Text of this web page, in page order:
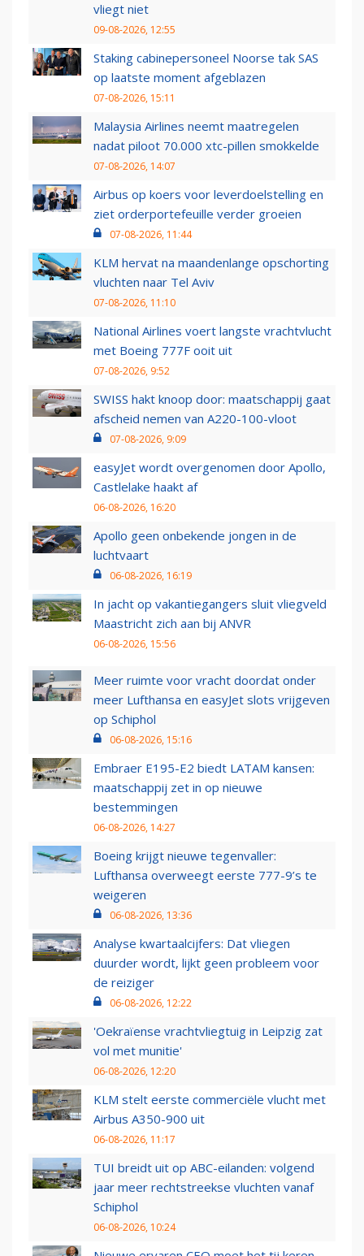
vliegt niet
09-08-2026, 12:55
Staking cabinepersoneel Noorse tak SAS
op laatste moment afgeblazen
07-08-2026, 15:11
Malaysia Airlines neemt maatregelen
nadat piloot 70.000 xtc-pillen smokkelde
07-08-2026, 14:07
Airbus op koers voor leverdoelstelling en
ziet orderportefeuille verder groeien
07-08-2026, 11:44
KLM hervat na maandenlange opschorting
vluchten naar Tel Aviv
07-08-2026, 11:10
National Airlines voert langste vrachtvlucht
met Boeing 777F ooit uit
07-08-2026, 9:52
SWISS hakt knoop door: maatschappij gaat
afscheid nemen van A220-100-vloot
07-08-2026, 9:09
easyJet wordt overgenomen door Apollo,
Castlelake haakt af
06-08-2026, 16:20
Apollo geen onbekende jongen in de
luchtvaart
06-08-2026, 16:19
In jacht op vakantiegangers sluit vliegveld
Maastricht zich aan bij ANVR
06-08-2026, 15:56
Meer ruimte voor vracht doordat onder
meer Lufthansa en easyJet slots vrijgeven
op Schiphol
06-08-2026, 15:16
Embraer E195-E2 biedt LATAM kansen:
maatschappij zet in op nieuwe
bestemmingen
06-08-2026, 14:27
Boeing krijgt nieuwe tegenvaller:
Lufthansa overweegt eerste 777-9’s te
weigeren
06-08-2026, 13:36
Analyse kwartaalcijfers: Dat vliegen
duurder wordt, lijkt geen probleem voor
de reiziger
06-08-2026, 12:22
'Oekraïense vrachtvliegtuig in Leipzig zat
vol met munitie'
06-08-2026, 12:20
KLM stelt eerste commerciële vlucht met
Airbus A350-900 uit
06-08-2026, 11:17
TUI breidt uit op ABC-eilanden: volgend
jaar meer rechtstreekse vluchten vanaf
Schiphol
06-08-2026, 10:24